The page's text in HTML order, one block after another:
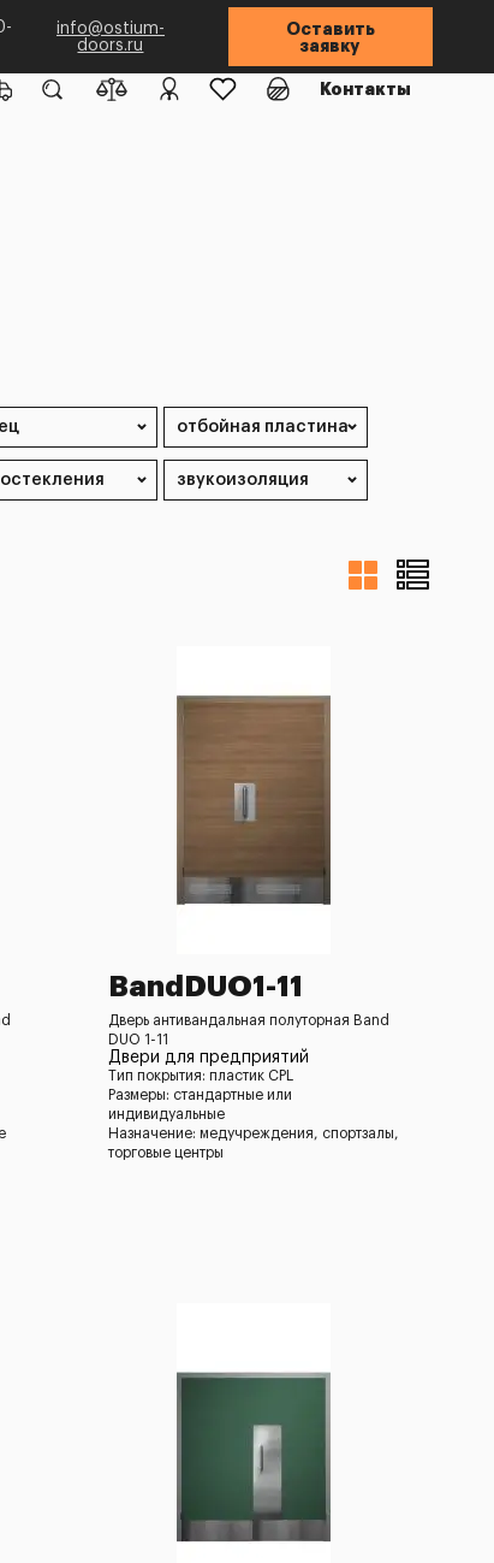
info@ostium-
doors.ru
Оставить
заявку
Контакты
BandDUO1-11
Дверь антивандальная полуторная Band
DUO 1-11
Двери для предприятий
Тип покрытия: пластик CPL
Размеры: стандартные или
индивидуальные
Назначение: медучреждения, спортзалы,
торговые центры